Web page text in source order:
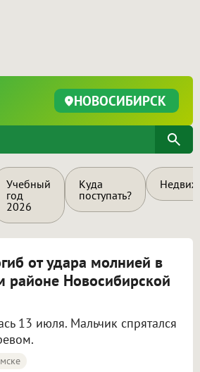
НОВОСИБИРСК
Учебный
год
2026
Куда
поступать?
от удара молнией в
районе Новосибирской
13 июля. Мальчик спрятался